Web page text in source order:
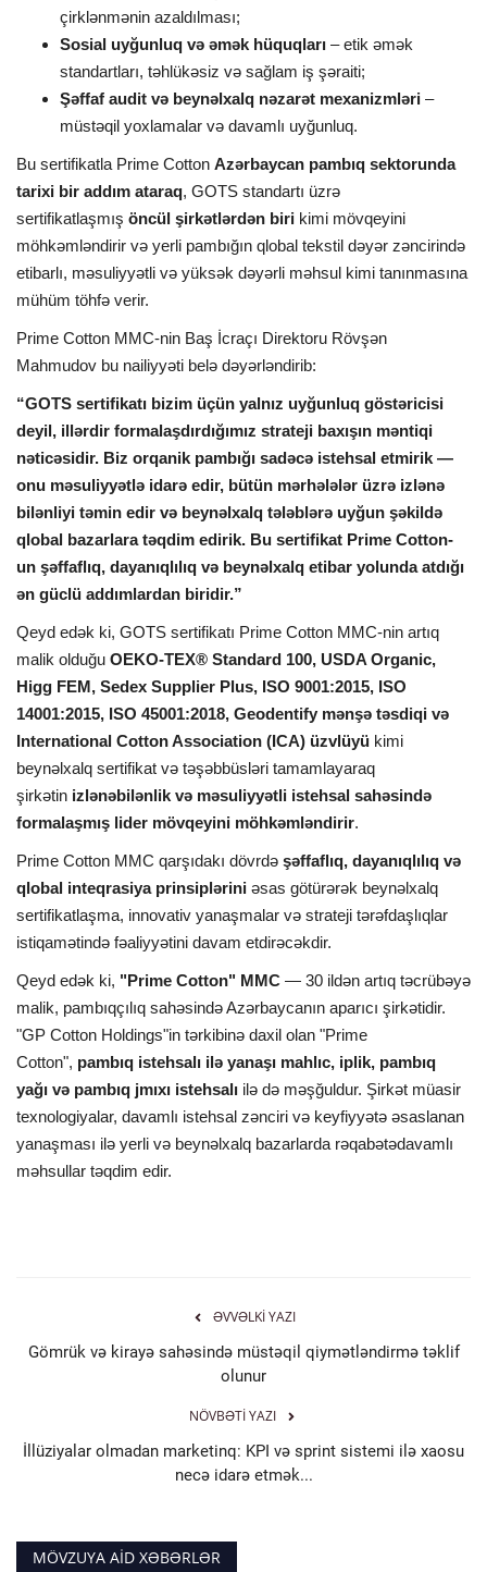
çirklənmənin azaldılması;
Sosial uyğunluq və əmək hüquqları – etik əmək
standartları, təhlükəsiz və sağlam iş şəraiti;
Şəffaf audit və beynəlxalq nəzarət mexanizmləri –
müstəqil yoxlamalar və davamlı uyğunluq.
Bu sertifikatla Prime Cotton Azərbaycan pambıq sektorunda
tarixi bir addım ataraq, GOTS standartı üzrə
sertifikatlaşmış öncül şirkətlərdən biri kimi mövqeyini
möhkəmləndirir və yerli pambığın qlobal tekstil dəyər zəncirində
etibarlı, məsuliyyətli və yüksək dəyərli məhsul kimi tanınmasına
mühüm töhfə verir.
Prime Cotton MMC-nin Baş İcraçı Direktoru Rövşən
Mahmudov bu nailiyyəti belə dəyərləndirib:
“GOTS sertifikatı bizim üçün yalnız uyğunluq göstəricisi
deyil, illərdir formalaşdırdığımız strateji baxışın məntiqi
nəticəsidir. Biz orqanik pambığı sadəcə istehsal etmirik —
onu məsuliyyətlə idarə edir, bütün mərhələlər üzrə izlənə
bilənliyi təmin edir və beynəlxalq tələblərə uyğun şəkildə
qlobal bazarlara təqdim edirik. Bu sertifikat Prime Cotton-
un şəffaflıq, dayanıqlılıq və beynəlxalq etibar yolunda atdığı
ən güclü addımlardan biridir.”
Qeyd edək ki, GOTS sertifikatı Prime Cotton MMC-nin artıq
malik olduğu OEKO-TEX® Standard 100, USDA Organic,
Higg FEM, Sedex Supplier Plus, ISO 9001:2015, ISO
14001:2015, ISO 45001:2018, Geodentify mənşə təsdiqi və
International Cotton Association (ICA) üzvlüyü kimi
beynəlxalq sertifikat və təşəbbüsləri tamamlayaraq
şirkətin izlənəbilənlik və məsuliyyətli istehsal sahəsində
formalaşmış lider mövqeyini möhkəmləndirir.
Prime Cotton MMC qarşıdakı dövrdə şəffaflıq, dayanıqlılıq və
qlobal inteqrasiya prinsiplərini əsas götürərək beynəlxalq
sertifikatlaşma, innovativ yanaşmalar və strateji tərəfdaşlıqlar
istiqamətində fəaliyyətini davam etdirəcəkdir.
Qeyd edək ki, "Prime Cotton" MMC — 30 ildən artıq təcrübəyə
malik, pambıqçılıq sahəsində Azərbaycanın aparıcı şirkətidir.
"GP Cotton Holdings"in tərkibinə daxil olan "Prime
Cotton", pambıq istehsalı ilə yanaşı mahlıc, iplik, pambıq
yağı və pambıq jmıxı istehsalı ilə də məşğuldur. Şirkət müasir
texnologiyalar, davamlı istehsal zənciri və keyfiyyətə əsaslanan
yanaşması ilə yerli və beynəlxalq bazarlarda rəqabətədavamlı
məhsullar təqdim edir.
ƏVVƏLKI YAZI
Gömrük və kirayə sahəsində müstəqil qiymətləndirmə təklif
olunur
NÖVBƏTI YAZI
İllüziyalar olmadan marketinq: KPI və sprint sistemi ilə xaosu
necə idarə etmək...
MÖVZUYA AID XƏBƏRLƏR